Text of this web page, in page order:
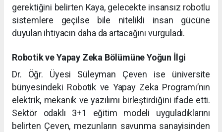
gerektiğini belirten Kaya, gelecekte insansız robotlu
sistemlere geçilse bile nitelikli insan gücüne
duyulan ihtiyacın daha da artacağını vurguladı.
Robotik ve Yapay Zeka Bölümüne Yoğun İlgi
Dr. Öğr. Üyesi Süleyman Çeven ise üniversite
bünyesindeki Robotik ve Yapay Zeka Programı’nın
elektrik, mekanik ve yazılımı birleştirdiğini ifade etti.
Sektör odaklı 3+1 eğitim modeli uyguladıklarını
belirten Çeven, mezunların savunma sanayisinden